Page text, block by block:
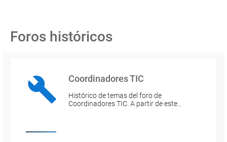
Foros históricos
Coordinadores TIC
Histórico de temas del foro de
Coordinadores TIC. A partir de este…